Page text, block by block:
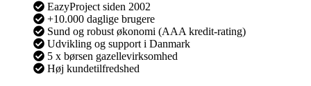
EazyProject siden 2002
+10.000 daglige brugere
Sund og robust økonomi (AAA kredit-rating)
Udvikling og support i Danmark
5 x børsen gazellevirksomhed
Høj kundetilfredshed